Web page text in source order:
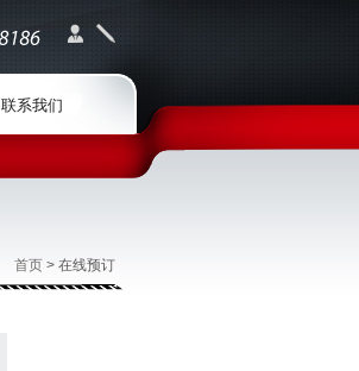
联系我们
首页 > 在线预订